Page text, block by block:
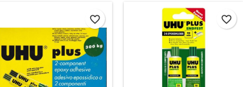
favorite_border favorite_border